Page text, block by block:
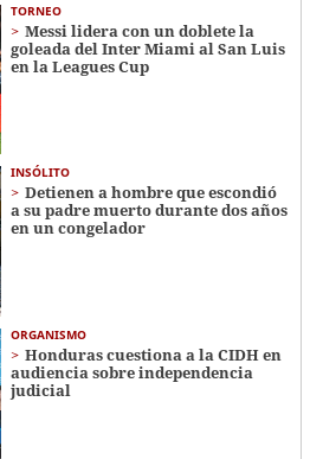
TORNEO
Messi lidera con un doblete la
goleada del Inter Miami al San Luis
en la Leagues Cup
INSÓLITO
Detienen a hombre que escondió
a su padre muerto durante dos años
en un congelador
ORGANISMO
Honduras cuestiona a la CIDH en
audiencia sobre independencia
judicial